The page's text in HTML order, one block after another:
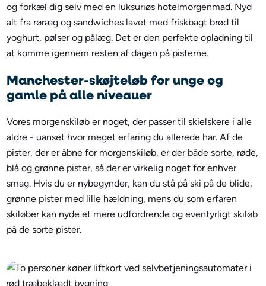
og forkæl dig selv med en luksuriøs hotelmorgenmad. Nyd
alt fra røræg og sandwiches lavet med friskbagt brød til
yoghurt, pølser og pålæg. Det er den perfekte opladning til
at komme igennem resten af dagen på pisterne.
Manchester-skøjteløb for unge og
gamle på alle niveauer
Vores morgenskiløb er noget, der passer til skielskere i alle
aldre - uanset hvor meget erfaring du allerede har. Af de
pister, der er åbne for morgenskiløb, er der både sorte, røde,
blå og grønne pister, så der er virkelig noget for enhver
smag. Hvis du er nybegynder, kan du stå på ski på de blide,
grønne pister med lille hældning, mens du som erfaren
skiløber kan nyde et mere udfordrende og eventyrligt skiløb
på de sorte pister.